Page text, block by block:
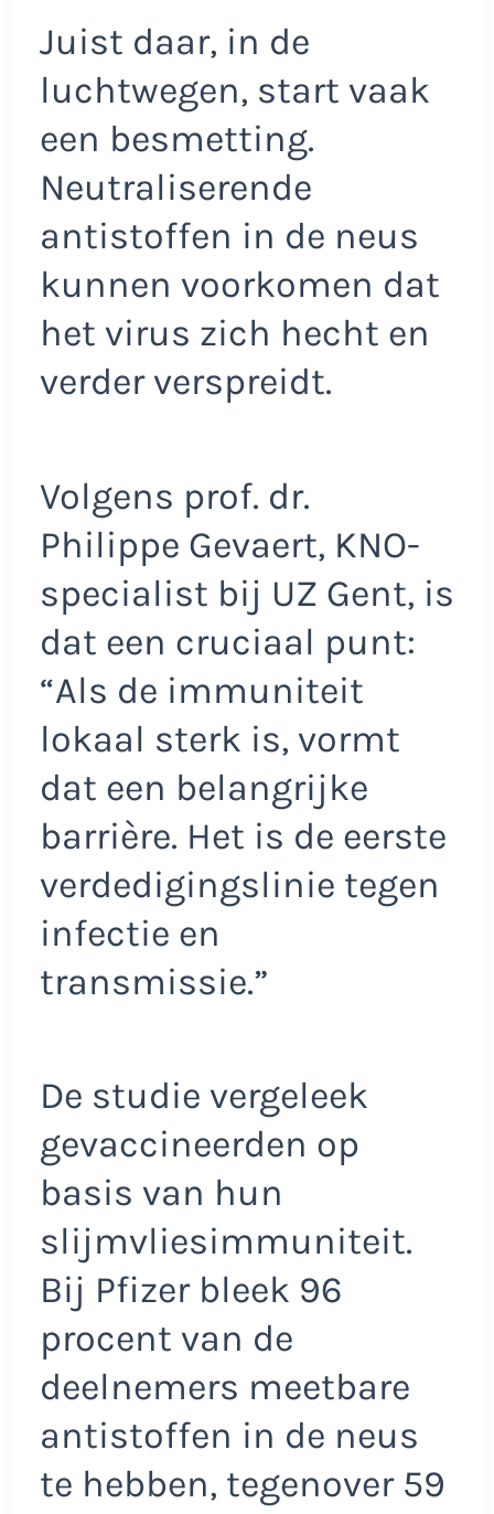
Juist daar, in de
luchtwegen, start vaak
een besmetting.
Neutraliserende
antistoffen in de neus
kunnen voorkomen dat
het virus zich hecht en
verder verspreidt.
Volgens prof. dr.
Philippe Gevaert, KNO-
specialist bij UZ Gent, is
dat een cruciaal punt:
“Als de immuniteit
lokaal sterk is, vormt
dat een belangrijke
barrière. Het is de eerste
verdedigingslinie tegen
infectie en
transmissie.”
De studie vergeleek
gevaccineerden op
basis van hun
slijmvliesimmuniteit.
Bij Pfizer bleek 96
procent van de
deelnemers meetbare
antistoffen in de neus
te hebben, tegenover 59